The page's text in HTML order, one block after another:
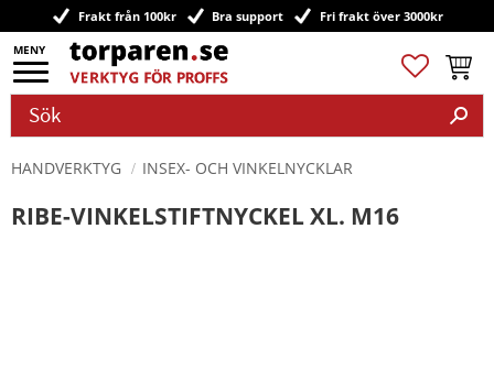
Meny
Frakt från 100kr Bra support Fri frakt över 3000kr
Favoriter
HANDVERKTYG INSEX- OCH VINKELNYCKLAR
RIBE-VINKELSTIFTNYCKEL XL. M16